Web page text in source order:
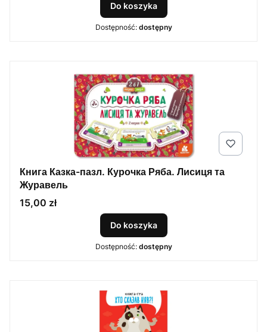
Do koszyka
Dostępność: dostępny
Книга Казка-пазл. Курочка Ряба. Лисиця та
Журавель
Cena
15,00 zł
Do koszyka
Dostępność: dostępny